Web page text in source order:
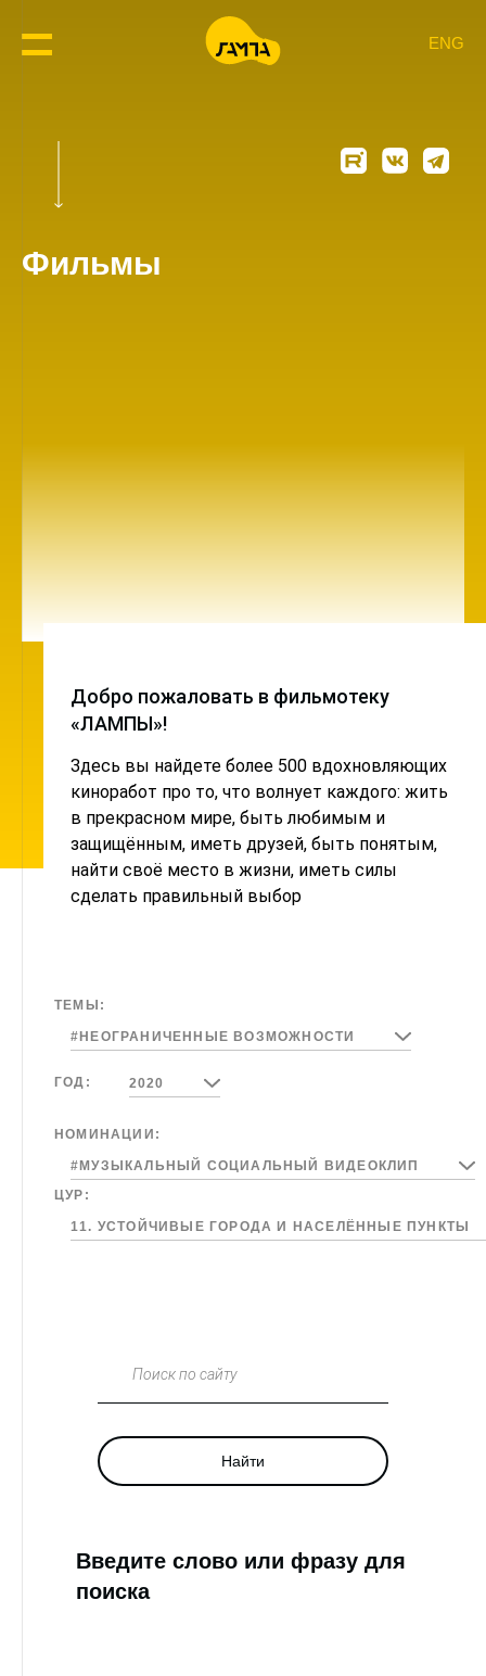
ENG
Фильмы
Добро пожаловать в фильмотеку
«ЛАМПЫ»!
Здесь вы найдете более 500 вдохновляющих
киноработ про то, что волнует каждого: жить
в прекрасном мире, быть любимым и
защищённым, иметь друзей, быть понятым,
найти своё место в жизни, иметь силы
сделать правильный выбор
ТЕМЫ:
#НЕОГРАНИЧЕННЫЕ ВОЗМОЖНОСТИ
ГОД: 2020
НОМИНАЦИИ:
#МУЗЫКАЛЬНЫЙ СОЦИАЛЬНЫЙ ВИДЕОКЛИП
ЦУР:
11. УСТОЙЧИВЫЕ ГОРОДА И НАСЕЛЁННЫЕ ПУНКТЫ
Поиск по сайту
Найти
Введите слово или фразу для
поиска